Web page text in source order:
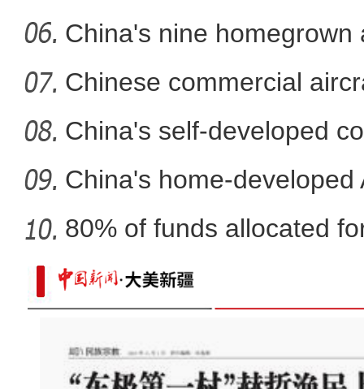
航拍“多巴胺”配色的新
mech
China's nine homegrown
in
Chinese commercial
fli
China's self-developed
co
China's home-
80% of funds allocated